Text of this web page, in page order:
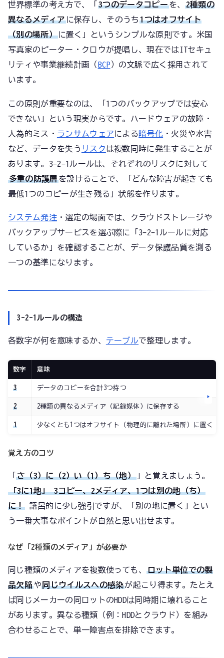
世界標準の考え方で、「 3つのデータコピーを、2種類の
異なるメディアに保存し、そのうち 1つはオフサイト
（別の場所）に置く」というシンプルな原則です。米国
写真家のピーター・クロウが提唱し、現在ではITセキュ
リティや事業継続計画（ BCP ）の文脈で広く採用されて
います。
この原則が重要なのは、「1つのバックアップでは安心
できない」という現実からです。ハードウェアの故障・
人為的ミス・ ランサムウェアによる 暗号化 ・火災や水害
など、データを失う リスクは複数同時に発生することが
あります。3-2-1ルールは、それぞれのリスクに対して
多重の防護層を設けることで、「どんな障害が起きても
最低1つのコピーが生き残る」状態を作ります。
システム発注・選定の場面では、クラウドストレージや
バックアップサービスを選ぶ際に「3-2-1ルールに対応
しているか」を確認することが、データ保護品質を測る
一つの基準になります。
3-2-1ルールの構造
各数字が何を意味するか、 テーブルで整理します。
数字 意味
3 データのコピーを合計3つ持つ
2 2種類の異なるメディア（記録媒体）に保存する
1 少なくとも1つはオフサイト（物理的に離れた場所）に置く
覚え方のコツ
「さ（3）に（2）い（1）ち（地）」と覚えましょう。
「3に1地」→ 3コピー、2メディア、1つは別の地（ち）
に！ 語呂的に少し強引ですが、「別の地に置く」とい
う一番大事なポイントが自然と思い出せます。
なぜ「2種類のメディア」が必要か
同じ種類のメディアを複数使っても、ロット単位での製
品欠陥や同じウイルスへの感染が起こり得ます。たとえ
ば同じメーカーの同ロットのHDDは同時期に壊れること
があります。異なる種類（例：HDDとクラウド）を組み
合わせることで、単一障害点を排除できます。